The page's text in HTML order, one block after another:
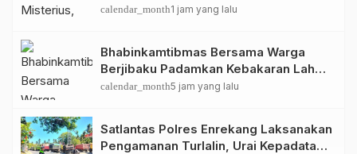
Pria di Sidrap Diamankan Polisi
calendar_month1 jam yang lalu
Bhabinkamtibmas Bersama Warga
Berjibaku Padamkan Kebakaran Lahan
di Kawasan Hutan Pinus Latimojong
calendar_month5 jam yang lalu
Satlantas Polres Enrekang Laksanakan
Pengamanan Turlalin, Urai Kepadatan